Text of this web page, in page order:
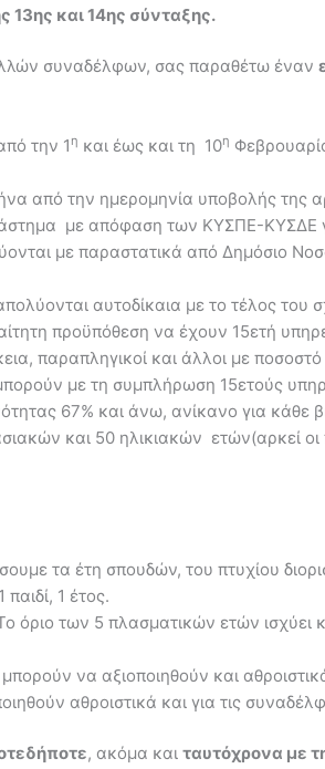
13ης και 14ης σύνταξης.
συναδέλφων, σας παραθέτω έναν
την 1 η και έως και τη 10η
από την ημερομηνία υποβολής της
με απόφαση των ΚΥΣΠΕ-ΚΥΣΔΕ
με παραστατικά από Δημόσιο
αυτοδίκαια με το τέλος του
προϋπόθεση να έχουν 15ετή
παραπληγικοί και άλλοι με
με τη συμπλήρωση 15ετούς
67% και άνω, ανίκανο για κάθε
και 50 ηλικιακών ετών(αρκεί οι
τα έτη σπουδών, του πτυχίου
1 έτος.
όριο των 5 πλασματικών ετών
να αξιοποιηθούν και
αθροιστικά και για τις
, ακόμα και ταυτόχρονα με